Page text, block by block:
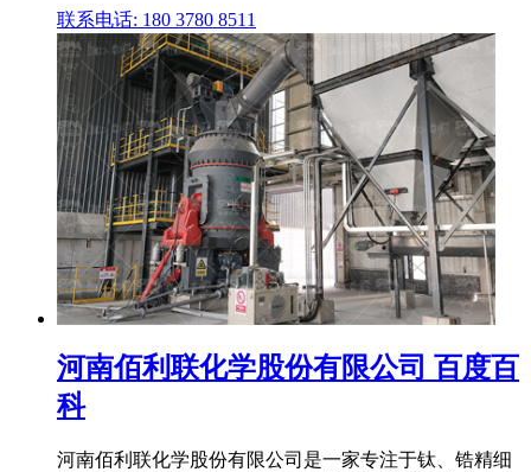
联系电话: 180 3780 8511
河南佰利联化学股份有限公司 百度百
科
河南佰利联化学股份有限公司是一家专注于钛、锆精细